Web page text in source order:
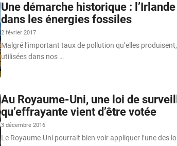
Une démarche historique :
dans les énergies fossiles
2 février 2017
Malgré l’important taux de pollution qu’elles
utilisées dans nos …
Au Royaume-Uni, une loi de
qu’effrayante vient d’être votée
3 décembre 2016
Le Royaume-Uni pourrait bien voir appliquer l’une des